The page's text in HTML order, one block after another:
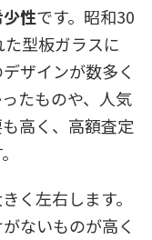
性です。昭和30
型板ガラスに
ザインが数多く
たものや、人気
高く、高額査定
く左右します。
ないものが高く